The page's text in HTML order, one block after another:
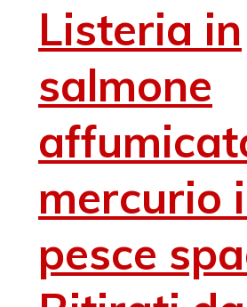
Listeria in
salmone
mercurio
pesce